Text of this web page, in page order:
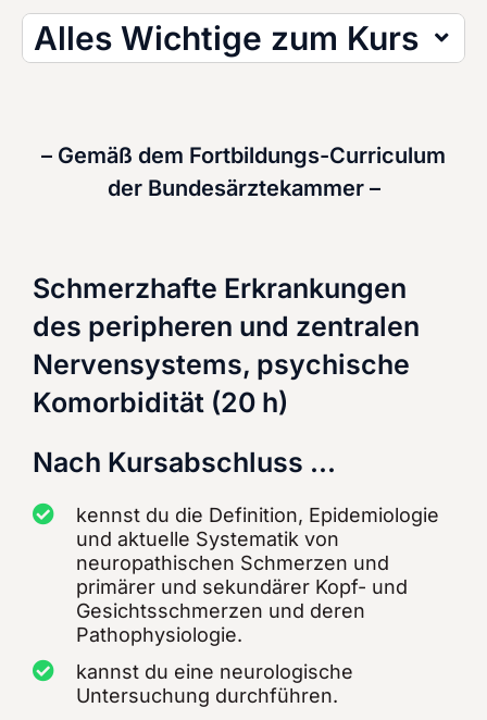
Alles Wichtige zum Kurs
– Gemäß dem Fortbildungs-Curriculum
der Bundesärztekammer –
Schmerzhafte Erkrankungen
des peripheren und zentralen
Nervensystems, psychische
Komorbidität (20 h)
Nach Kursabschluss ...
kennst du die Definition, Epidemiologie
und aktuelle Systematik von
neuropathischen Schmerzen und
primärer und sekundärer Kopf- und
Gesichtsschmerzen und deren
Pathophysiologie.
kannst du eine neurologische
Untersuchung durchführen.